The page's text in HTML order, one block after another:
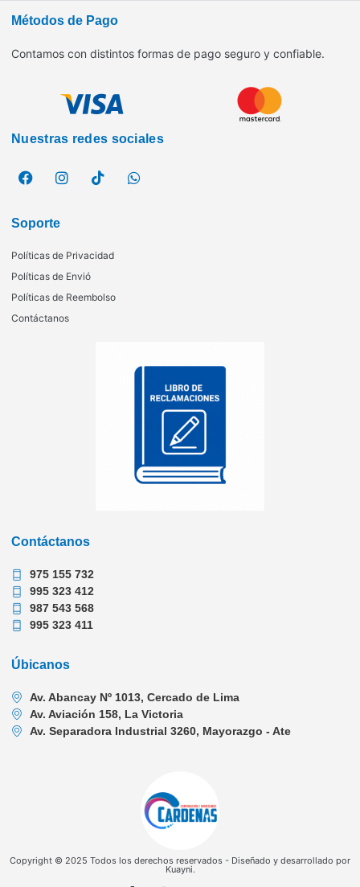
Métodos de Pago
Contamos con distintos formas de pago seguro y confiable.
Nuestras redes sociales
Soporte
Políticas de Privacidad
Políticas de Envió
Políticas de Reembolso
Contáctanos
Contáctanos
975 155 732
995 323 412
987 543 568
995 323 411
Úbicanos
Av. Abancay Nº 1013, Cercado de Lima
Av. Aviación 158, La Victoria
Av. Separadora Industrial 3260, Mayorazgo - Ate
Copyright © 2025 Todos los derechos reservados - Diseñado y desarrollado por
Kuayni.